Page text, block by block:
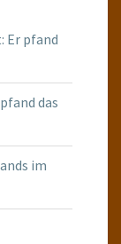
Er pfand
das
im